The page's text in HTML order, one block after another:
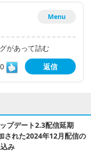
Menu
があって詰む
0
返信
プデート2.3配信延期
された2024年12月配信の
み